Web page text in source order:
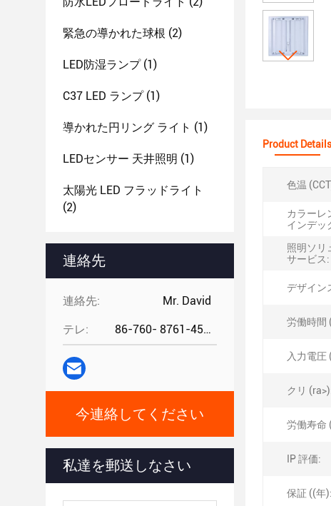
緊急の導かれた球根 (2)
LED防湿ランプ(1)
C37 LED ランプ(1)
導かれた円リング ライト (1)
LEDセンサー 天井照明 (1)
太陽光 LED フラッドライト
(2)
連絡先
連絡先: Mr. David
テレ: 86-760- 8761-4582
今連絡してください
私達を郵送しなさい
Product Details
色温
カラーレ
インデッ
照明ソリ
サービス:
デザイン
労働時間
入力電圧
クリ
労働寿命
IP 評価:
保証 ((年):